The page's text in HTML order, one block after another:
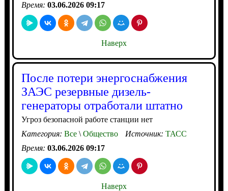
Время: 03.06.2026 09:17
Наверх
После потери энергоснабжения
ЗАЭС резервные дизель-
генераторы отработали штатно
Угроз безопасной работе станции нет
Категория: Все\Общество Источник: ТАСС
Время: 03.06.2026 09:17
Наверх